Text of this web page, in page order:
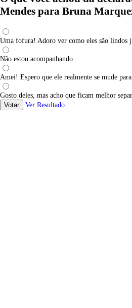
Mendes para Bruna
Uma fofura! Adoro ver como eles são lindos
Não estou acompanhando
Amei! Espero que ele realmente se mude
Gosto deles, mas acho que ficam melhor
Votar
Ver Resultado